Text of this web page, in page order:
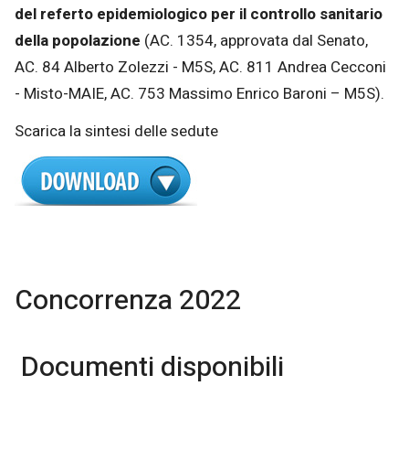
del referto epidemiologico per il controllo sanitario
della popolazione (AC. 1354, approvata dal Senato,
AC. 84 Alberto Zolezzi - M5S, AC. 811 Andrea Cecconi
- Misto-MAIE, AC. 753 Massimo Enrico Baroni – M5S).
Scarica la sintesi delle sedute
Concorrenza 2022
Documenti disponibili